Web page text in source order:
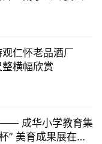
九届主席团第一
仁怀老品酒厂